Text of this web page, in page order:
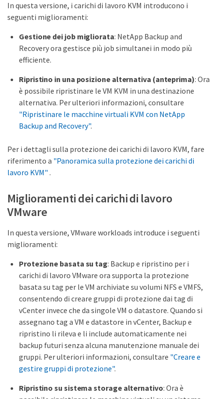
In questa versione, i carichi di lavoro KVM introducono i
seguenti miglioramenti:
Gestione dei job migliorata: NetApp Backup and
Recovery ora gestisce più job simultanei in modo più
efficiente.
Ripristino in una posizione alternativa (anteprima): Ora
è possibile ripristinare le VM KVM in una destinazione
alternativa. Per ulteriori informazioni, consultare
"Ripristinare le macchine virtuali KVM con NetApp
Backup and Recovery".
Per i dettagli sulla protezione dei carichi di lavoro KVM, fare
riferimento a "Panoramica sulla protezione dei carichi di
lavoro KVM" .
Miglioramenti dei carichi di lavoro
VMware
In questa versione, VMware workloads introduce i seguenti
miglioramenti:
Protezione basata su tag: Backup e ripristino per i
carichi di lavoro VMware ora supporta la protezione
basata su tag per le VM archiviate su volumi NFS e VMFS,
consentendo di creare gruppi di protezione dai tag di
vCenter invece che da singole VM o datastore. Quando si
assegnano tag a VM e datastore in vCenter, Backup e
ripristino li rileva e li include automaticamente nei
backup futuri senza alcuna manutenzione manuale dei
gruppi. Per ulteriori informazioni, consultare "Creare e
gestire gruppi di protezione".
Ripristino su sistema storage alternativo: Ora è